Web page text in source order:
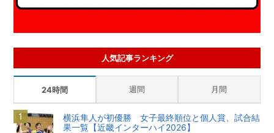
人気記事ランキング
24時間 週間 月間
横浜隼人が初優勝 女子最終順位と個人賞、試合結
果一覧【近畿インターハイ2026】